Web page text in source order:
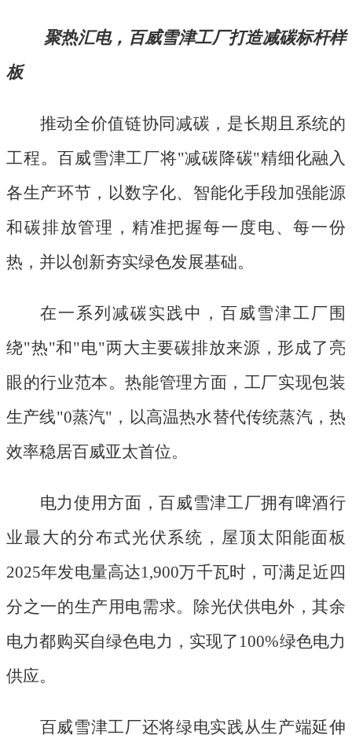
聚热汇电，百威雪津工厂打造减碳标杆样
板
推动全价值链协同减碳，是长期且系统的
工程。百威雪津工厂将"减碳降碳"精细化融入
各生产环节，以数字化、智能化手段加强能源
和碳排放管理，精准把握每一度电、每一份
热，并以创新夯实绿色发展基础。
在一系列减碳实践中，百威雪津工厂围
绕"热"和"电"两大主要碳排放来源，形成了亮
眼的行业范本。热能管理方面，工厂实现包装
生产线"0蒸汽"，以高温热水替代传统蒸汽，热
效率稳居百威亚太首位。
电力使用方面，百威雪津工厂拥有啤酒行
业最大的分布式光伏系统，屋顶太阳能面板
2025年发电量高达1,900万千瓦时，可满足近四
分之一的生产用电需求。除光伏供电外，其余
电力都购买自绿色电力，实现了100%绿色电力
供应。
百威雪津工厂还将绿电实践从生产端延伸